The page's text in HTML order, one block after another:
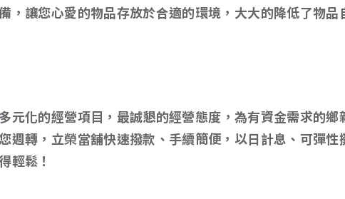
，讓您心愛的物品存放於合適的環境，大大的降低了物品
多元化的經營項目，最誠懇的經營態度，為有資金需求的
週轉，立榮當舖快速撥款、手續簡便，以日計息、可彈性
輕鬆！